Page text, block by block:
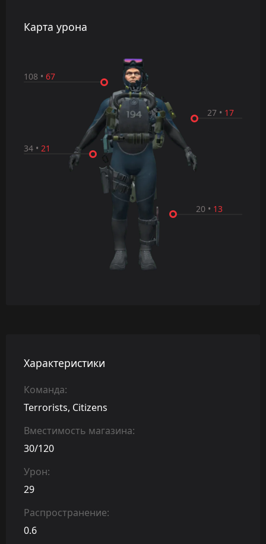
Карта урона
20 • 13
34 • 21
27• 17
108 • 67
Характеристики
Команда:
Terrorists, Citizens
Вместимость магазина:
30/120
Урон:
29
Распространение:
0.6